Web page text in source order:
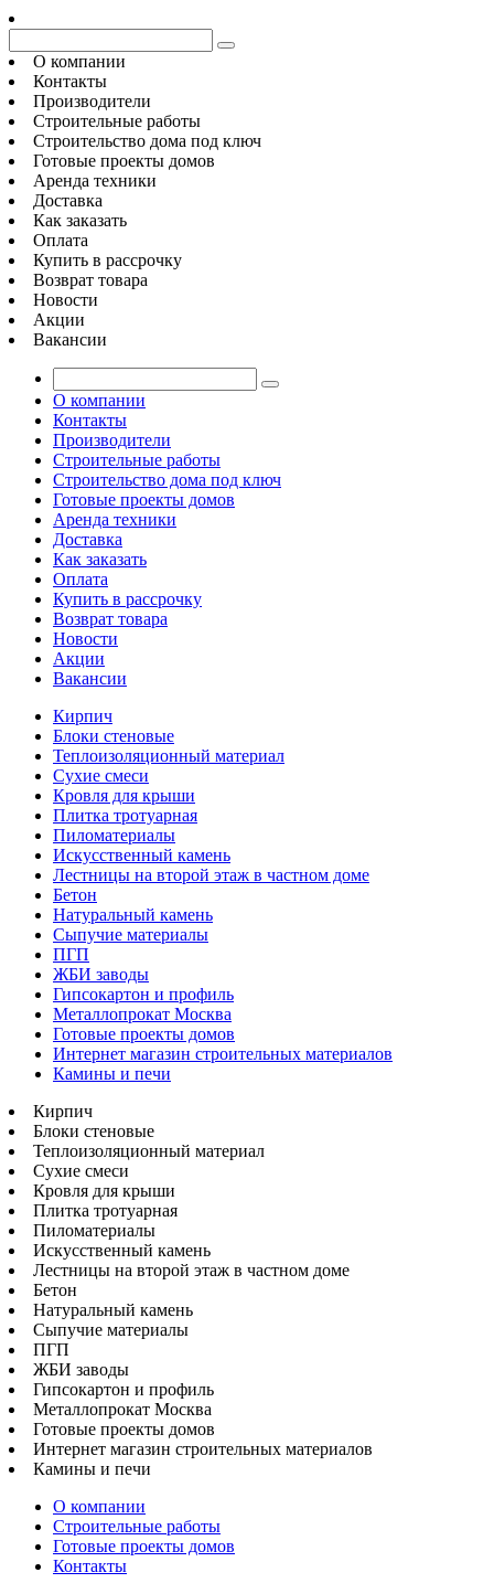
О компании
Контакты
Производители
Строительные работы
Строительство дома под ключ
Готовые проекты домов
Аренда техники
Доставка
Как заказать
Оплата
Купить в рассрочку
Возврат товара
Новости
Акции
Вакансии
О компании
Контакты
Производители
Строительные работы
Строительство дома под ключ
Готовые проекты домов
Аренда техники
Доставка
Как заказать
Оплата
Купить в рассрочку
Возврат товара
Новости
Акции
Вакансии
Кирпич
Блоки стеновые
Теплоизоляционный материал
Сухие смеси
Кровля для крыши
Плитка тротуарная
Пиломатериалы
Искусственный камень
Лестницы на второй этаж в частном доме
Бетон
Натуральный камень
Сыпучие материалы
ПГП
ЖБИ заводы
Гипсокартон и профиль
Металлопрокат Москва
Готовые проекты домов
Интернет магазин строительных материалов
Камины и печи
Кирпич
Блоки стеновые
Теплоизоляционный материал
Сухие смеси
Кровля для крыши
Плитка тротуарная
Пиломатериалы
Искусственный камень
Лестницы на второй этаж в частном доме
Бетон
Натуральный камень
Сыпучие материалы
ПГП
ЖБИ заводы
Гипсокартон и профиль
Металлопрокат Москва
Готовые проекты домов
Интернет магазин строительных материалов
Камины и печи
О компании
Строительные работы
Готовые проекты домов
Контакты